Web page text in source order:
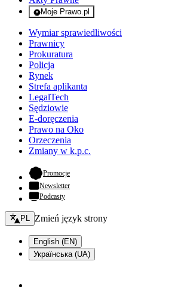
Moje Prawo.pl
- rejestracja i logowanie do serwisu
Wymiar sprawiedliwości
Prawnicy
Prokuratura
Policja
Rynek
Strefa aplikanta
LegalTech
Sędziowie
E-doręczenia
Prawo na Oko
Orzeczenia
Zmiany w k.p.c.
Promocje- otwiera się w nowej karcie
Newsletter
Podcasty
Zmień język - bieżący:
PL Zmień język strony
English (EN)
Українська (UA)